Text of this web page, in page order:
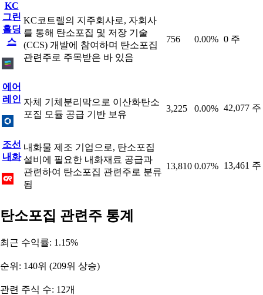
KC
그린
홀딩
스
KC코트렐의 지주회사로, 자회사
를 통해 탄소포집 및 저장 기술
(CCS) 개발에 참여하며 탄소포집
관련주로 주목받은 바 있음
756 0.00% 0 주
에어
레인 자체 기체분리막으로 이산화탄소
포집 모듈 공급 기반 보유
3,225 0.00% 42,077 주
조선
내화
내화물 제조 기업으로, 탄소포집
설비에 필요한 내화재료 공급과
관련하여 탄소포집 관련주로 분류
됨
13,810 0.07% 13,461 주
탄소포집 관련주 통계
최근 수익률: 1.15%
순위: 140위 (209위 상승)
관련 주식 수: 12개